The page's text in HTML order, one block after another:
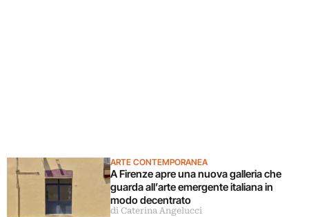
ARTE CONTEMPORANEA
A Firenze apre una nuova galleria che
guarda all’arte emergente italiana in
modo decentrato
di Caterina Angelucci